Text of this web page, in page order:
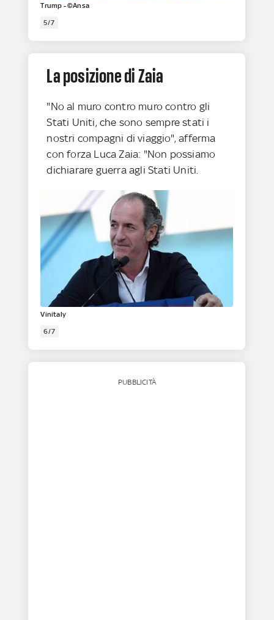
Trump - ©Ansa
5/7
La posizione di Zaia
"No al muro contro muro contro gli
Stati Uniti, che sono sempre stati i
nostri compagni di viaggio", afferma
con forza Luca Zaia: "Non possiamo
dichiarare guerra agli Stati Uniti.
Vinitaly
6/7
PUBBLICITÀ